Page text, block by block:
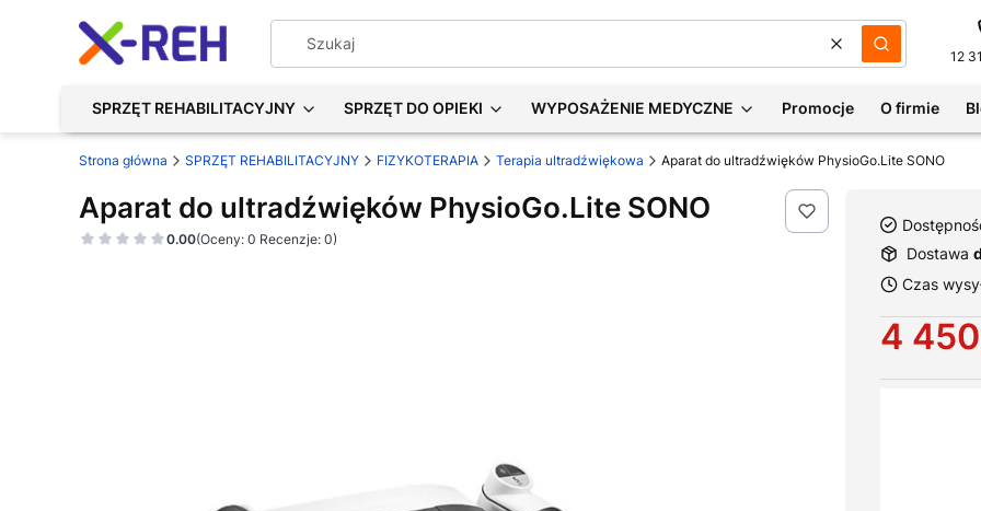
WyczyśćSzukaj 12
SPRZĘT REHABILITACYJNY SPRZĘT DO OPIEKI WYPOSAŻENIE MEDYCZNE Promocje O firmie
Strona główna SPRZĘT REHABILITACYJNY FIZYKOTERAPIA Terapia ultradźwiękowa Aparat do ultradźwięków PhysioGo.Lite SONO
Aparat do ultradźwięków PhysioGo.Lite SONO
0.00(Oceny: 0 Recenzje: 0)
Dostawa
Czas
Cena
4